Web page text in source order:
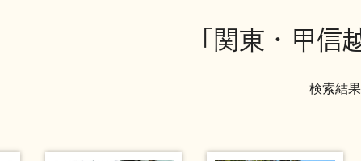
「関東・甲信
検索結